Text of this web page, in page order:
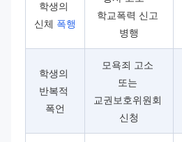
학생의
신체 폭행
학교폭력 신고
병행
학생의
반복적
폭언
모욕죄 고소
또는
교권보호위원회
신청